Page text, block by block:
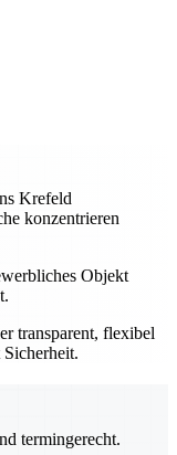
Krefeld
konzentrieren
Objekt
transparent, flexibel
termingerecht.